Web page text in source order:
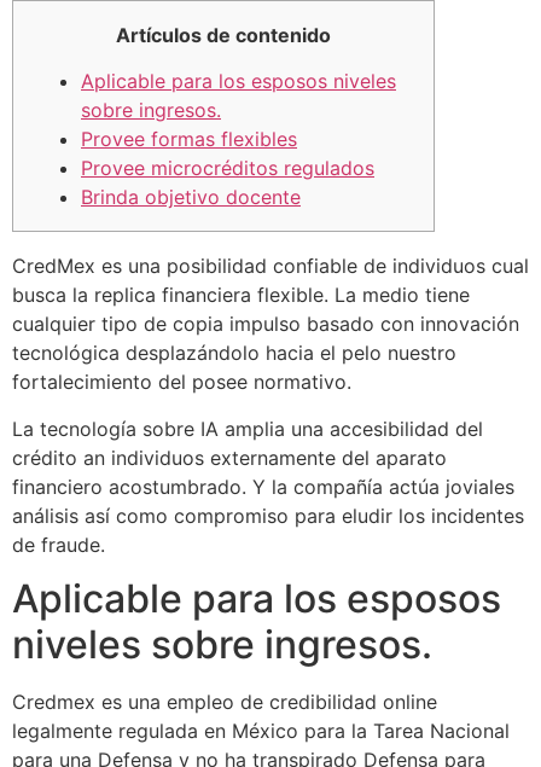
Artículos de contenido
Aplicable para los esposos niveles
sobre ingresos.
Provee formas flexibles
Provee microcréditos regulados
Brinda objetivo docente
CredMex es una posibilidad confiable de individuos cual
busca la replica financiera flexible. La medio tiene
cualquier tipo de copia impulso basado con innovación
tecnológica desplazándolo hacia el pelo nuestro
fortalecimiento del posee normativo.
La tecnología sobre IA amplia una accesibilidad del
crédito an individuos externamente del aparato
financiero acostumbrado. Y la compañía actúa joviales
análisis así­ como compromiso para eludir los incidentes
de fraude.
Aplicable para los esposos
niveles sobre ingresos.
Credmex es una empleo de credibilidad online
legalmente regulada en México para la Tarea Nacional
para una Defensa y no ha transpirado Defensa para